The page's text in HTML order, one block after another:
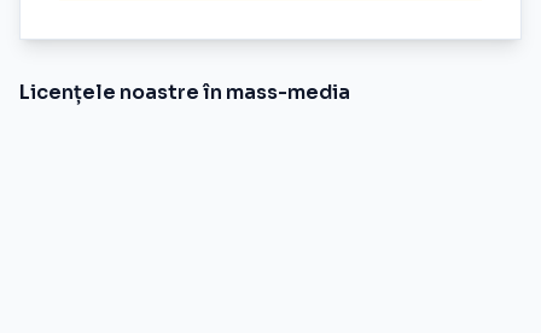
Licențele noastre în mass-media